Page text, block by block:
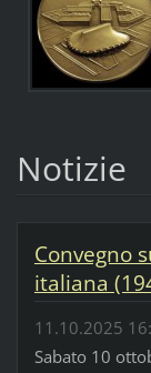
Notizie
Convegno
italiana
11.10.2025
Sabato 10